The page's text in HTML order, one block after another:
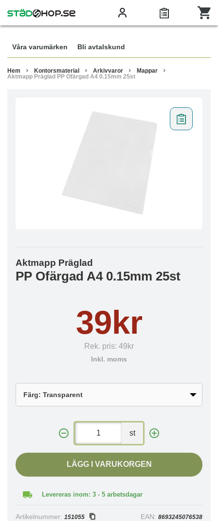
Våra varumärken Bli avtalskund
Hem Kontorsmaterial Arkivvaror
Mappar
Aktmapp Präglad PP Ofärgad A4 0.15mm 25st
Aktmapp Präglad
PP Ofärgad A4 0.15mm 25st
39kr
Rek. pris: 49kr
Inkl. moms
st
LÄGG I VARUKORGEN
Levereras inom: 3 - 5 arbetsdagar
Artikelnummer: 151055 EAN: 8693245076538